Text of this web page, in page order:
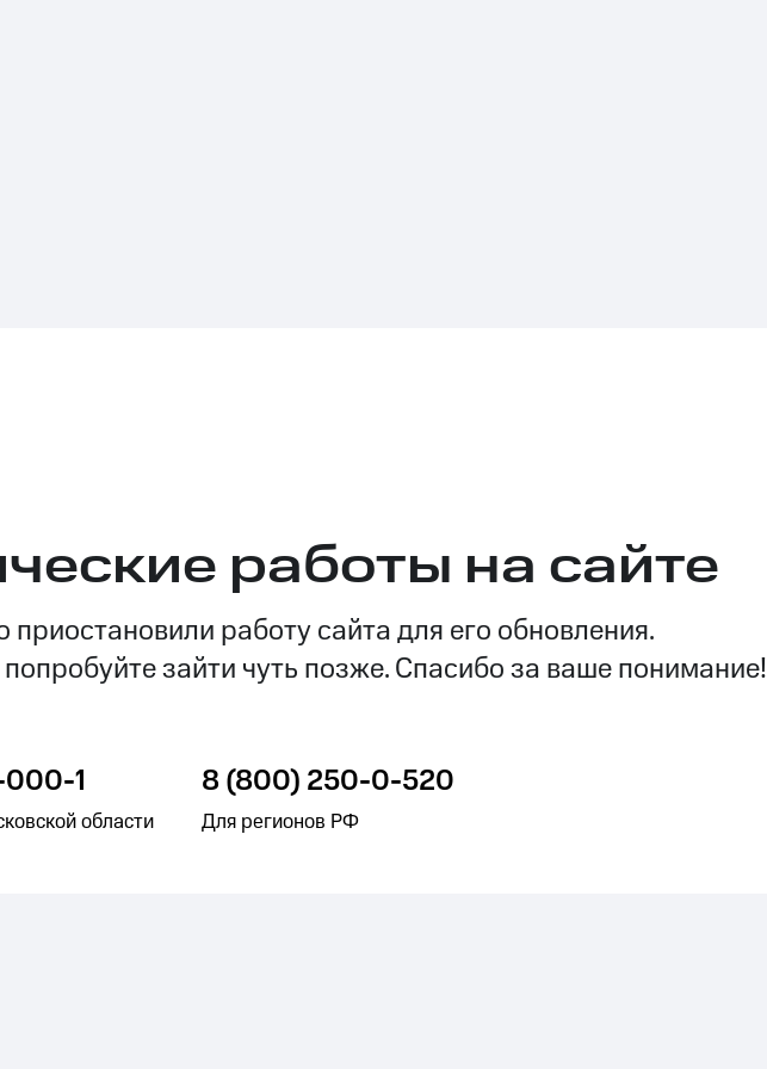
работы на сайте
работу сайта для его обновления.
зайти чуть позже. Спасибо за ваше понимание!
000-1
области
8 (800) 250-0-520
Для регионов РФ